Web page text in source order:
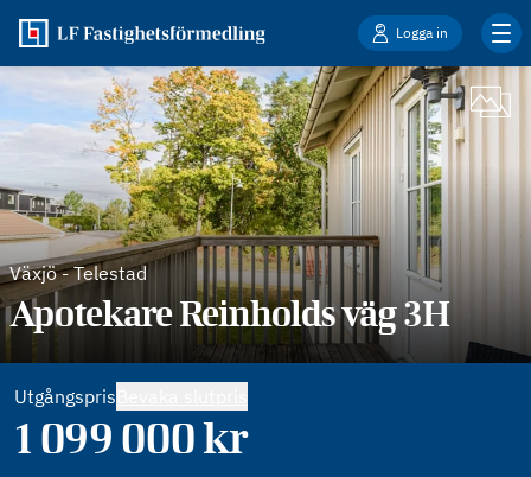
Logga in
Växjö-Telestad
Apotekare Reinholds väg 3H
Utgångspris
1 099 000kr